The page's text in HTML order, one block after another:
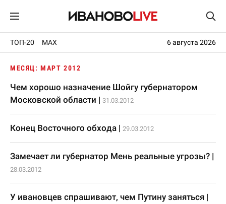
ТОП-20 MAX 6 августа 2026
МЕСЯЦ: МАРТ 2012
Чем хорошо назначение Шойгу губернатором
Московской области | 31.03.2012
Конец Восточного обхода | 29.03.2012
Замечает ли губернатор Мень реальные угрозы? |
28.03.2012
У ивановцев спрашивают, чем Путину заняться |